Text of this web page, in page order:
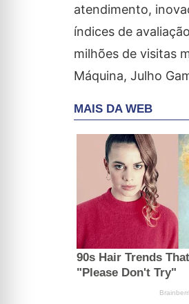
atendimento,
índices de
milhões de visitas
Máquina, Julho